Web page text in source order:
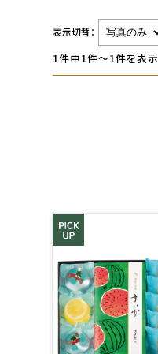
表示切替：
1件中1件～1件を表示